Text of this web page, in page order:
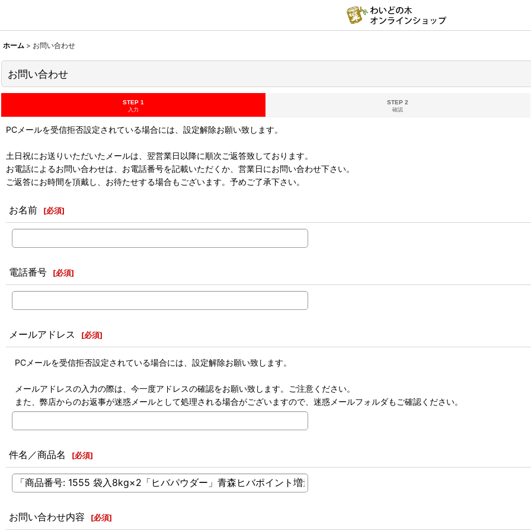
ホーム > お問い合わせ
お問い合わせ
STEP 1
入力
STEP 2
確認
PCメールを受信拒否設定されている場合には、設定解除お願い致します。
土日祝にお送りいただいたメールは、翌営業日以降に順次ご返答致しております。
お電話によるお問い合わせは、お電話番号を記載いただくか、営業日にお問い合わせ下さい。
ご返答にお時間を頂戴し、お待たせする場合もございます。予めご了承下さい。
お名前 [必須]
電話番号 [必須]
メールアドレス [必須]
PCメールを受信拒否設定されている場合には、設定解除お願い致します。
メールアドレスの入力の際は、今一度アドレスの確認をお願い致します。ご注意ください。
また、弊店からのお返事が迷惑メールとして処理される場合がございますので、迷惑メールフォルダもご確認ください。
件名／商品名 [必須]
お問い合わせ内容 [必須]